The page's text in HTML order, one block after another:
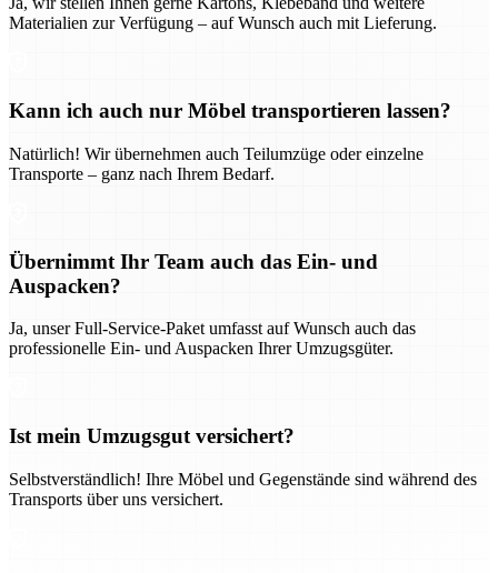
Materialien zur Verfügung – auf Wunsch auch mit Lieferung.
Kann ich auch nur Möbel transportieren lassen?
Natürlich! Wir übernehmen auch Teilumzüge oder einzelne
Transporte – ganz nach Ihrem Bedarf.
Übernimmt Ihr Team auch das Ein- und
Auspacken?
Ja, unser Full-Service-Paket umfasst auf Wunsch auch das
professionelle Ein- und Auspacken Ihrer Umzugsgüter.
Ist mein Umzugsgut versichert?
Selbstverständlich! Ihre Möbel und Gegenstände sind während des
Transports über uns versichert.